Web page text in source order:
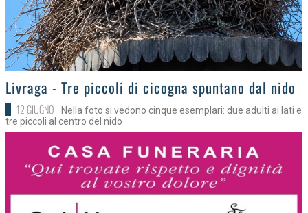
>Livraga - Tre piccoli di cicogna spuntano dal nido
12 GIUGNO
Nella foto si vedono cinque esemplari: due adulti ai lati e
tre piccoli al centro del nido